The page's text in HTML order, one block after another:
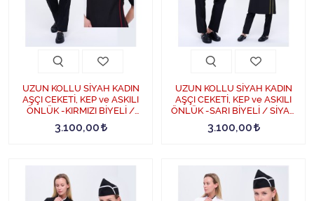
UZUN KOLLU SİYAH KADIN
AŞÇI CEKETİ, KEP ve ASKILI
ÖNLÜK -KIRMIZI BİYELİ /
SİYAH PANTOLON DÖRTLÜ
AŞÇI SET - KırmızıBiye-Siyah
3.100,00
UZUN KOLLU SİYAH KADIN
AŞÇI CEKETİ, KEP ve ASKILI
ÖNLÜK -SARI BİYELİ / SİYAH
PANTOLON DÖRTLÜ AŞÇI
SET - SarıBiye-Siyah
3.100,00